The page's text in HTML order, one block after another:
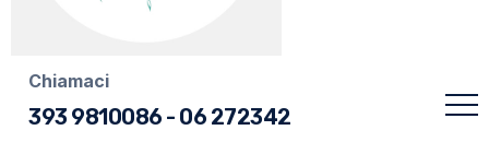
Chiamaci
393 9810086 - 06 272342